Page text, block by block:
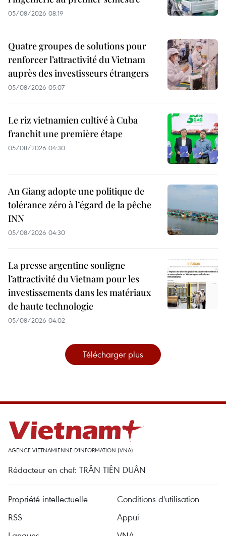
05/08/2026 08:19
Quatre groupes de solutions pour
renforcer l’attractivité du Vietnam
auprès des investisseurs étrangers
05/08/2026 05:07
Le riz vietnamien cultivé à Cuba
franchit une première étape
05/08/2026 04:30
An Giang adopte une politique de
tolérance zéro à l’égard de la pêche
INN
05/08/2026 04:30
La presse argentine souligne
l’attractivité du Vietnam pour les
investissements dans les matériaux
de haute technologie
05/08/2026 04:02
Télécharger plus
AGENCE VIETNAMIENNE D'INFORMATION (VNA)
Rédacteur en chef: TRÂN TIÊN DUÂN
Propriété intellectuelle
Conditions d'utilisation
RSS
Appui